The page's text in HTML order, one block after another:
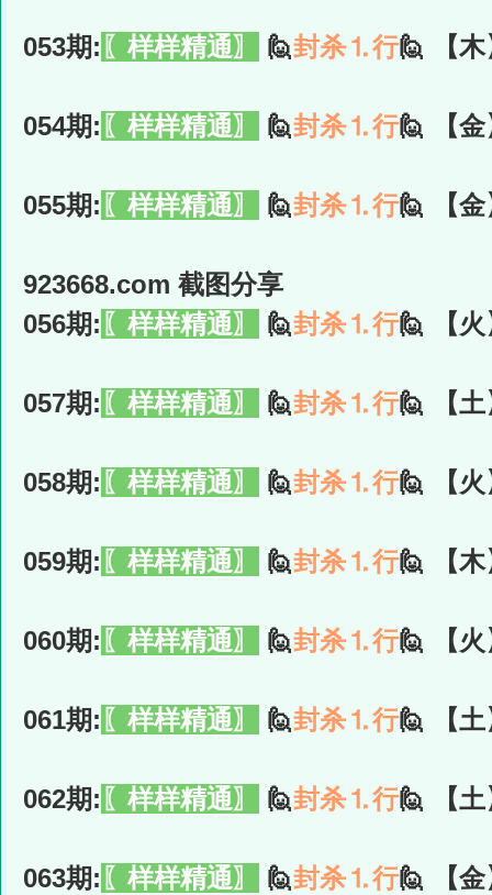
053期: 〖样样精通〗 🙋封杀⒈行🙋 【
054期: 〖样样精通〗 🙋封杀⒈行🙋 【
055期: 〖样样精通〗 🙋封杀⒈行🙋 【
923668.com 截图分享
056期: 〖样样精通〗 🙋封杀⒈行🙋 【
057期: 〖样样精通〗 🙋封杀⒈行🙋 【
058期: 〖样样精通〗 🙋封杀⒈行🙋 【
059期: 〖样样精通〗 🙋封杀⒈行🙋 【
060期: 〖样样精通〗 🙋封杀⒈行🙋 【
061期: 〖样样精通〗 🙋封杀⒈行🙋 【
062期: 〖样样精通〗 🙋封杀⒈行🙋 【
063期: 〖样样精通〗 🙋封杀⒈行🙋 【